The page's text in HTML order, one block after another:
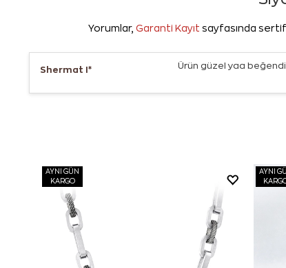
Yorumlar, Garanti Kayıt sayfasında
Shermat I* Ürün güzel yaa
AYNI GÜN
KARGO
AYNI